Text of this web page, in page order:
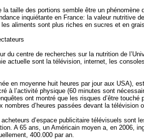
la taille des portions semble être un
inquiétante en France: la valeur nutritive
aliments sont plus riches en sucres et en
du centre de recherches sur la nutrition de
actuelle sont la télévision, internet, les
en moyenne huit heures par jour aux USA),
à l’activité physique (60 minutes sont
ont montré que les risques d’être
nombres d’heures passées devant la télévision
d’espace publicitaire télévisuels sont
A 65 ans, un Américain moyen a, en 2006,
400.000 par an.